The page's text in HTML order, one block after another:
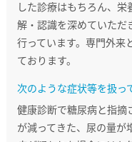
した診療はもちろん、
解・認識を深めていただ
行っています。専門外来
ております。
次のような症状等を扱っ
健康診断で糖尿病と指摘
が減ってきた、尿の量が